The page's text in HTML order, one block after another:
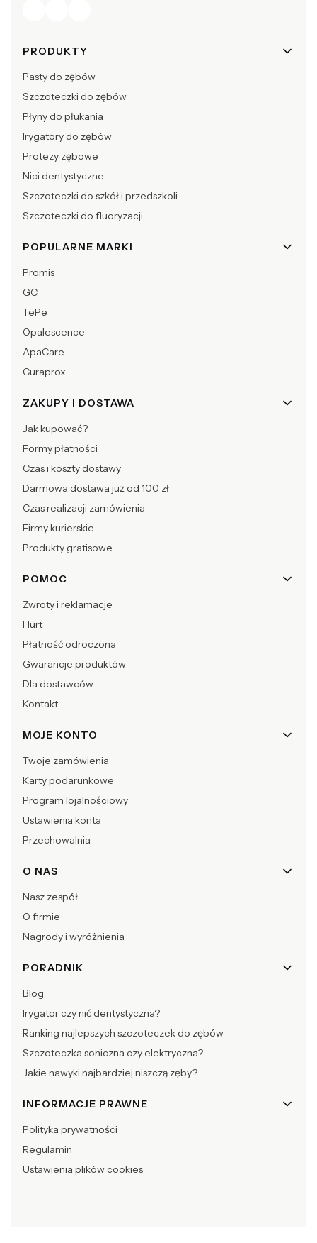
Linki w stopce
PRODUKTY
Pasty do zębów
Szczoteczki do zębów
Płyny do płukania
Irygatory do zębów
Protezy zębowe
Nici dentystyczne
Szczoteczki do szkół i przedszkoli
Szczoteczki do fluoryzacji
POPULARNE MARKI
Promis
GC
TePe
Opalescence
ApaCare
Curaprox
ZAKUPY I DOSTAWA
Jak kupować?
Formy płatności
Czas i koszty dostawy
Darmowa dostawa już od 100 zł
Czas realizacji zamówienia
Firmy kurierskie
Produkty gratisowe
POMOC
Zwroty i reklamacje
Hurt
Płatność odroczona
Gwarancje produktów
Dla dostawców
Kontakt
MOJE KONTO
Twoje zamówienia
Karty podarunkowe
Program lojalnościowy
Ustawienia konta
Przechowalnia
O NAS
Nasz zespół
O firmie
Nagrody i wyróżnienia
PORADNIK
Blog
Irygator czy nić dentystyczna?
Ranking najlepszych szczoteczek do zębów
Szczoteczka soniczna czy elektryczna?
Jakie nawyki najbardziej niszczą zęby?
INFORMACJE PRAWNE
Polityka prywatności
Regulamin
Ustawienia plików cookies